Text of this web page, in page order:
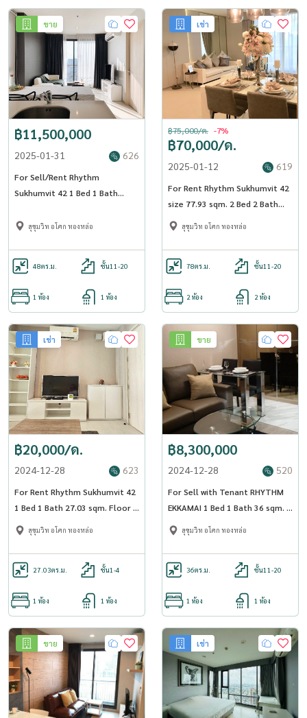
ขาย
฿11,500,000
2025-01-31 626
For Sell/Rent Rhythm
Sukhumvit 42 1 Bed 1 Bath
สุขุมวิท อโศก ทองหล่อ
48ตร.ม. ชั้น11-20
1 ห้อง 1 ห้อง
เช่า
฿70,000/ด.
฿75,000/ด. -7%
2025-01-12 619
For Rent Rhythm Sukhumvit 42
size 77.93 sqm. 2 Bed 2 Bath
19th Floor near BTS Ekkamai -
OJ_132_RT42
สุขุมวิท อโศก ทองหล่อ
78ตร.ม. ชั้น11-20
2 ห้อง 2 ห้อง
เช่า
฿20,000/ด.
2024-12-28 623
For Rent Rhythm Sukhumvit 42
1 Bed 1 Bath 27.03 sqm. Floor 3
BTS Ekkamai - OJ_001_RT42
สุขุมวิท อโศก ทองหล่อ
27.03ตร.ม. ชั้น1-4
1 ห้อง 1 ห้อง
ขาย
฿8,300,000
2024-12-28 520
For Sell with Tenant RHYTHM
EKKAMAI 1 Bed 1 Bath 36 sqm. -
OJ_140_RTEK
สุขุมวิท อโศก ทองหล่อ
36ตร.ม. ชั้น11-20
1 ห้อง 1 ห้อง
ขาย เช่า